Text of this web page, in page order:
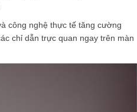
công nghệ thực tế tăng cường
chỉ dẫn trực quan ngay trên màn